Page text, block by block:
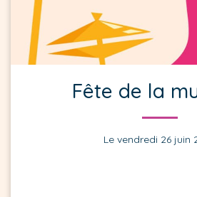
Fête de la
Le vendredi 26 juin